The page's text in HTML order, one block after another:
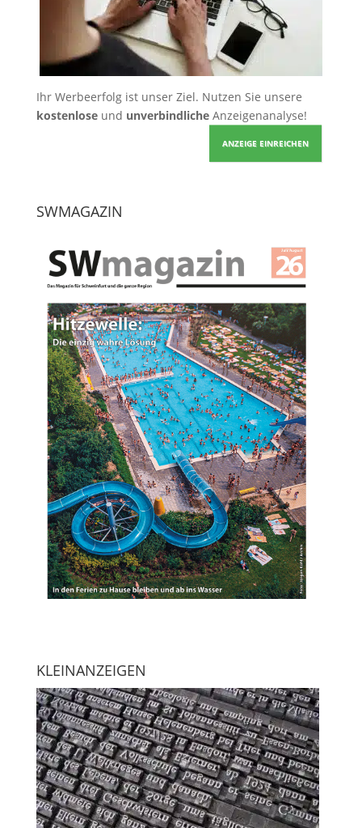
Ihr Werbeerfolg ist unser Ziel. Nutzen Sie unsere
kostenloseund unverbindlicheAnzeigenanalyse!
ANZEIGE EINREICHEN
SWMAGAZIN
KLEINANZEIGEN